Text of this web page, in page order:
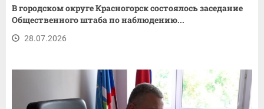
В городском округе Красногорск состоялось заседание
Общественного штаба по наблюдению...
28.07.2026